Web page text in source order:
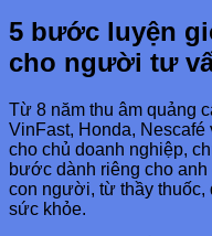
5 bước luyện
cho người tư
Từ 8 năm thu âm quảng
VinFast, Honda,
cho chủ doanh nghiệp,
bước dành riêng cho
con người, từ thầy
sức khỏe.